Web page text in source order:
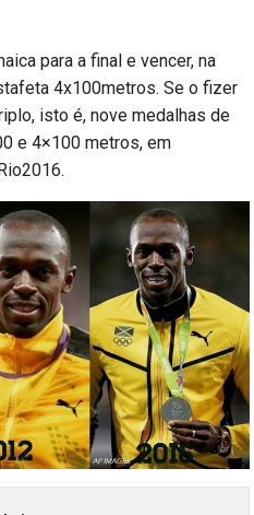
para a final e vencer, na
4x100metros. Se o fizer
isto é, nove medalhas de
e 4×100 metros, em